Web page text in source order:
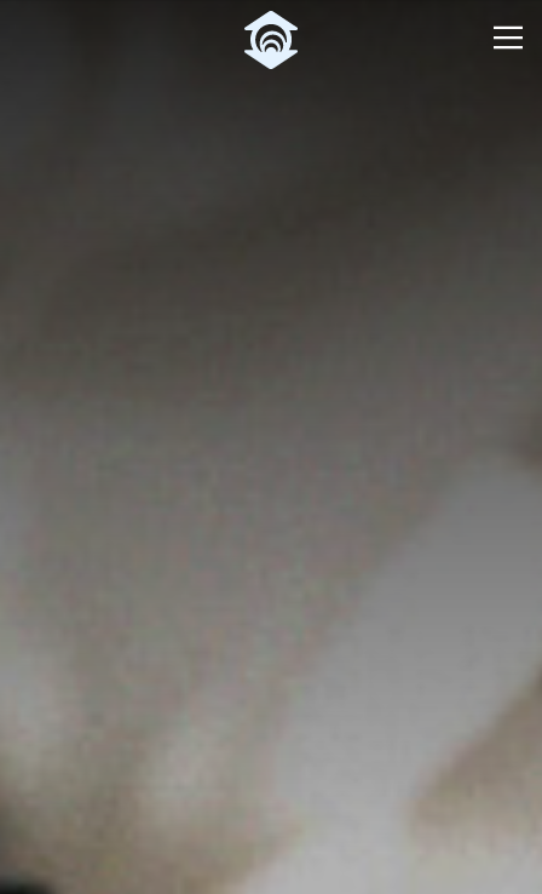
Pular para o Conteúdo principal